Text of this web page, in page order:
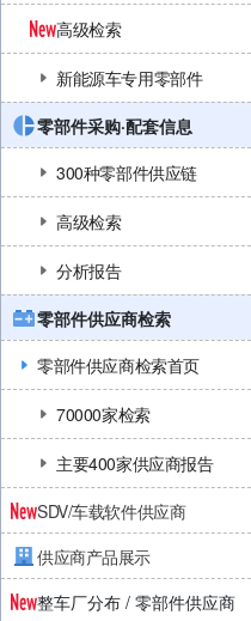
高级检索
新能源车专用零部件
零部件采购·配套信息
300种零部件供应链
高级检索
分析报告
零部件供应商检索
零部件供应商检索首页
70000家检索
主要400家供应商报告
SDV/车载软件供应商
供应商产品展示
整车厂分布 / 零部件供应商